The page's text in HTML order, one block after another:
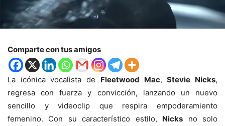
Comparte con tus amigos
La icónica vocalista de Fleetwood Mac,Stevie Nicks,
regresa con fuerza y convicción, lanzando un nuevo
sencillo y videoclip que respira empoderamiento
femenino. Con su característico estilo, Nicks no solo